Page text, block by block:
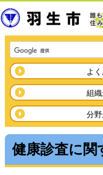
よ
組
分
健康診査に関